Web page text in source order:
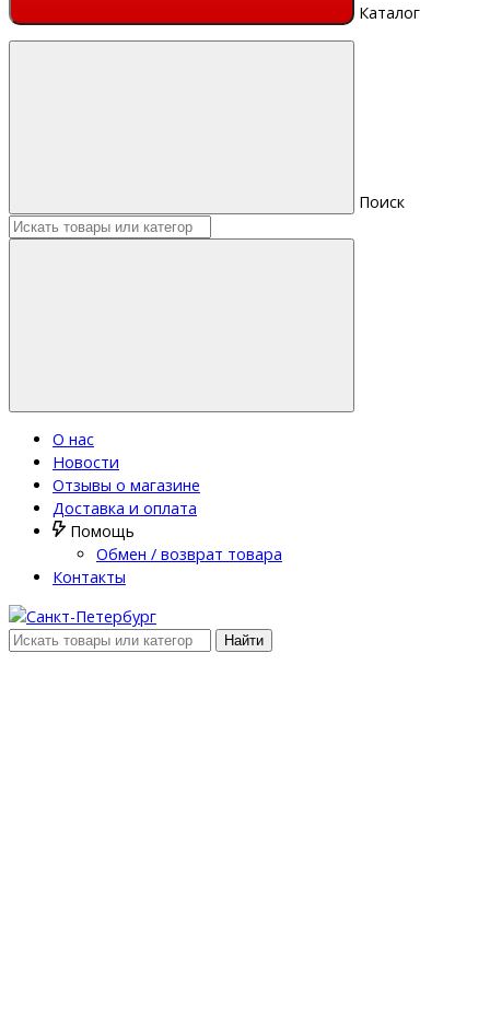
Каталог
Поиск
О нас
Новости
Отзывы о магазине
Доставка и оплата
Помощь
Обмен / возврат товара
Контакты
Найти